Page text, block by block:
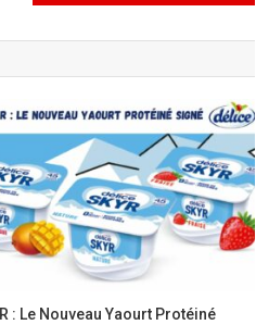
: Le Nouveau Yaourt Protéiné